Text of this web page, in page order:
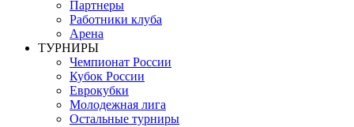
Партнеры
Работники клуба
Арена
ТУРНИРЫ
Чемпионат России
Кубок России
Еврокубки
Молодежная лига
Остальные турниры